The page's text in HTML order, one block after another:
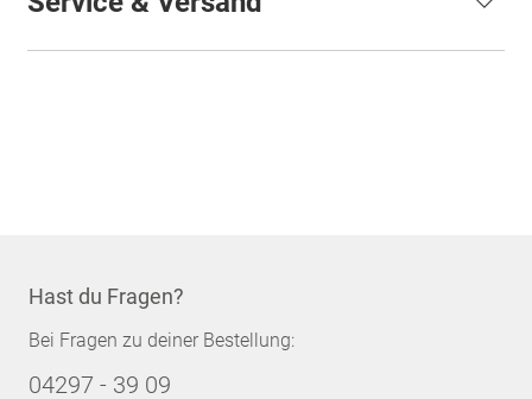
Hast du Fragen?
Bei Fragen zu deiner Bestellung:
04297 - 39 09